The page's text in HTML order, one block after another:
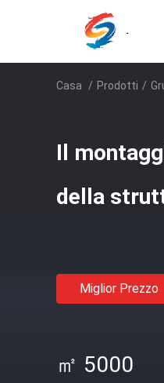
Casa / Prodotti /
Il
della
Miglior Prezzo
㎡ 5000